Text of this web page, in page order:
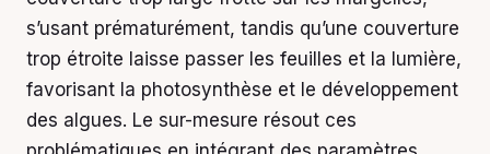
s’usant prématurément, tandis qu’une couverture
trop étroite laisse passer les feuilles et la lumière,
favorisant la photosynthèse et le développement
des algues. Le sur-mesure résout ces